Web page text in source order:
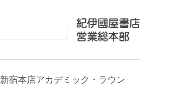
新宿本店アカデミック・ラウン